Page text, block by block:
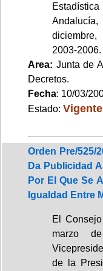
2003-2006.
Area: Junta de
Decretos.
Fecha: 10/03/
Estado: Vigente
Orden Pre/525/
Da Publicidad
Por El Que Se
Igualdad Entre
El
marzo
de la